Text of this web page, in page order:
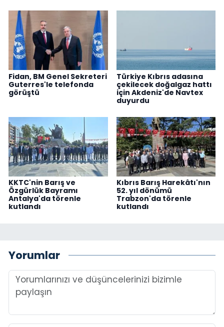
Fidan, BM Genel Sekreteri
Guterres'le telefonda
görüştü
Türkiye Kıbrıs adasına
çekilecek doğalgaz hattı
için Akdeniz'de Navtex
duyurdu
KKTC'nin Barış ve
Özgürlük Bayramı
Antalya'da törenle
kutlandı
Kıbrıs Barış Harekâtı'nın
52. yıl dönümü
Trabzon'da törenle
kutlandı
Yorumlar